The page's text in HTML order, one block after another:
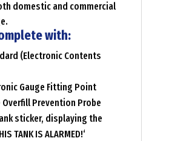
domestic and commercial
with:
(Electronic Contents
Gauge Fitting Point
Overfill Prevention Probe
sticker, displaying the
TANK IS ALARMED!‘